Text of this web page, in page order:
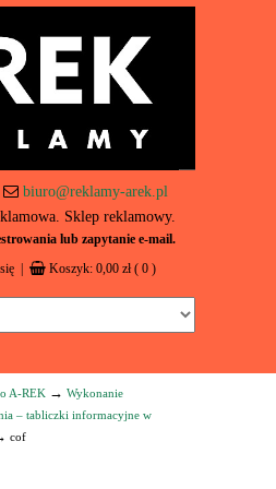
biuro@reklamy-arek.pl
Sklep reklamowy.
lub zapytanie e-mail.
Koszyk: 0,00 zł ( 0 )
A-REK → Wykonanie
– tabliczki informacyjne w
cof